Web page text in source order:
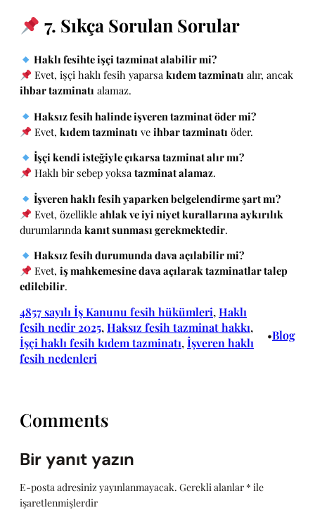
7. Sıkça Sorulan Sorular
Haklı fesihte işçi tazminat alabilir mi?
Evet, işçi haklı fesih yaparsa kıdem tazminatıalır, ancak
ihbar tazminatı alamaz.
Haksız fesih halinde işveren tazminat öder mi?
Evet, kıdem tazminatı ve ihbar tazminatı öder.
İşçi kendi isteğiyle çıkarsa tazminat alır mı?
Haklı bir sebep yoksa tazminat alamaz.
İşveren haklı fesih yaparken belgelendirme şart mı?
Evet, özellikle ahlak ve iyi niyet kurallarına aykırılık
durumlarında kanıt sunması gerekmektedir.
Haksız fesih durumunda dava açılabilir mi?
Evet, iş mahkemesine dava açılarak tazminatlar talep
edilebilir.
4857 sayılı İş Kanunu fesih hükümleri, Haklı
fesih nedir 2025, Haksız fesih tazminat hakkı
İşçi haklı fesih kıdem tazminatı, İşveren haklı
fesih nedenleri
•Blog
Comments
Bir yanıt yazın
E-posta adresiniz yayınlanmayacak. Gerekli alanlar * ile
işaretlenmişlerdir